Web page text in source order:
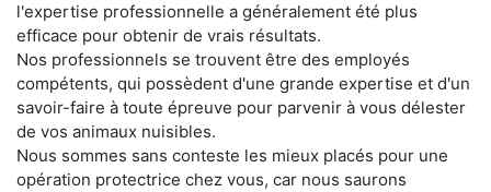
l'expertise professionnelle a généralement été plus
efficace pour obtenir de vrais résultats.
Nos professionnels se trouvent être des employés
compétents, qui possèdent d'une grande expertise et d'un
savoir-faire à toute épreuve pour parvenir à vous délester
de vos animaux nuisibles.
Nous sommes sans conteste les mieux placés pour une
opération protectrice chez vous, car nous saurons